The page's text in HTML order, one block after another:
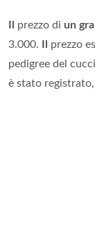
prezzo di un
3.000.
prezzo
pedigree del
è stato